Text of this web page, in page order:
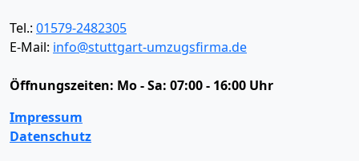
Tel.: 01579-2482305
E-Mail: info@stuttgart-umzugsfirma.de
Öffnungszeiten: Mo - Sa: 07:00 - 16:00 Uhr
Impressum
Datenschutz